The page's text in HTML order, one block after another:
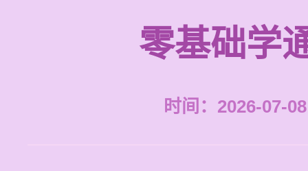
零基础学
时间：2026-07-